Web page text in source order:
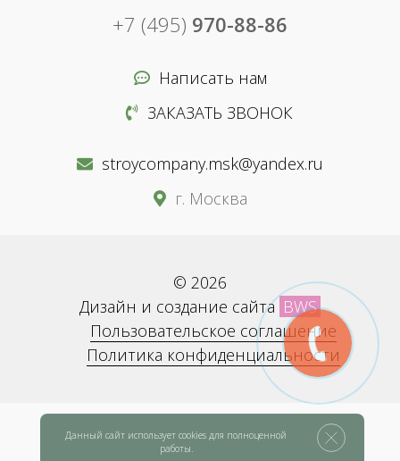
+7 (495) 970-88-86
Написать нам
ЗАКАЗАТЬ ЗВОНОК
stroycompany.msk@yandex.ru
г. Москва
© 2026
Дизайн и создание сайта BWS
Пользовательское соглашение
Политика конфиденциальности
Данный сайт использует cookies для полноценной
работы.